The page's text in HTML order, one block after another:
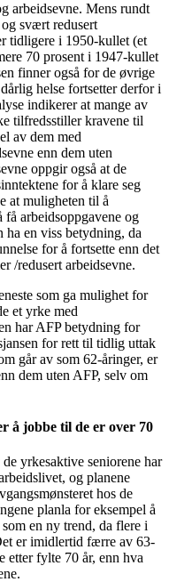
arbeidsevne. Mens rundt
svært redusert
tidligere i 1950-kullet (et
70 prosent i 1947-kullet
finner også for de øvrige
helse fortsetter derfor i
indikerer at mange av
tilfredsstiller kravene til
av dem med
enn dem uten
oppgir også at de
for å klare seg
at muligheten til å
arbeidsoppgavene og
ha en viss betydning, da
for å fortsette enn det
/redusert arbeidsevne.
som ga mulighet for
et yrke med
har AFP betydning for
for rett til tidlig uttak
går av som 62-åringer, er
dem uten AFP, selv om
å jobbe til de er over 70
yrkesaktive seniorene har
og planene
hos de
planla for eksempel å
en ny trend, da flere i
er imidlertid færre av 63-
etter fylte 70 år, enn hva